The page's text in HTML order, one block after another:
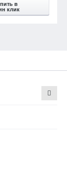
в
клик